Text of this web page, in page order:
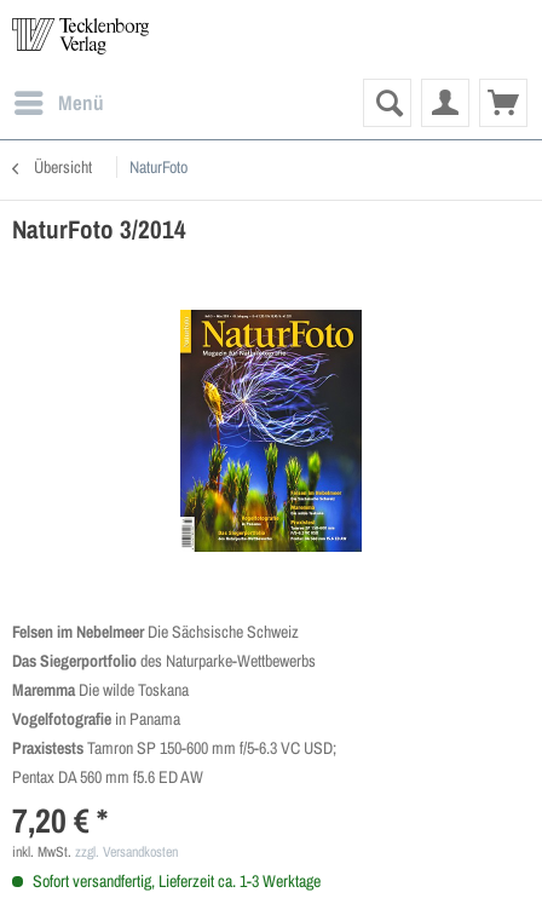
Menü
Übersicht NaturFoto
NaturFoto 3/2014
Felsen im NebelmeerDie Sächsische Schweiz
Das Siegerportfoliodes Naturparke-Wettbewerbs
MaremmaDie wilde Toskana
Vogelfotografie in Panama
PraxistestsTamron SP 150-600 mm f/5-6.3 VC USD;
Pentax DA 560 mm f5.6 ED AW
7,20 € *
inkl. MwSt. zzgl. Versandkosten
Sofort versandfertig, Lieferzeit ca. 1-3 Werktage